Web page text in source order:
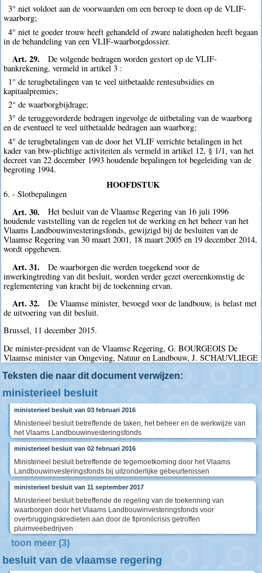
3° niet voldoet aan de voorwaarden om een beroep te doen op de VLIF-
waarborg;
4° niet te goeder trouw heeft gehandeld of zware nalatigheden heeft begaan
in de behandeling van een VLIF-waarborgdossier.
Art. 29.
De volgende bedragen worden gestort op de VLIF-
bankrekening, vermeld in artikel 3 :
1° de terugbetalingen van te veel uitbetaalde rentesubsidies en
kapitaalpremies;
2° de waarborgbijdrage;
3° de teruggevorderde bedragen ingevolge de uitbetaling van de waarborg
en de eventueel te veel uitbetaalde bedragen aan waarborg;
4° de terugbetalingen van de door het VLIF verrichte betalingen in het
kader van btw-plichtige activiteiten als vermeld in artikel 12, § 1/1, van het
decreet van 22 december 1993 houdende bepalingen tot begeleiding van de
begroting 1994.
HOOFDSTUK
6. - Slotbepalingen
Art. 30.
Het besluit van de Vlaamse Regering van 16 juli 1996
houdende vaststelling van de regelen tot de werking en het beheer van het
Vlaams Landbouwinvesteringsfonds, gewijzigd bij de besluiten van de
Vlaamse Regering van 30 maart 2001, 18 maart 2005 en 19 december 2014,
wordt opgeheven.
Art. 31.
De waarborgen die werden toegekend voor de
inwerkingtreding van dit besluit, worden verder gezet overeenkomstig de
reglementering van kracht bij de toekenning ervan.
Art. 32.
De Vlaamse minister, bevoegd voor de landbouw, is belast met
de uitvoering van dit besluit.
Brussel, 11 december 2015.
De minister-president van de Vlaamse Regering, G. BOURGEOIS De
Vlaamse minister van Omgeving, Natuur en Landbouw, J. SCHAUVLIEGE
Teksten die naar dit document verwijzen:
ministerieel besluit
ministerieel besluit van 03 februari 2016
Ministerieel besluit betreffende de taken, het beheer en de werkwijze van
het Vlaams Landbouwinvesteringsfonds
ministerieel besluit van 02 februari 2016
Ministerieel besluit betreffende de tegemoetkoming door het Vlaams
Landbouwinvesteringsfonds bij uitzonderlijke gebeurtenissen
ministerieel besluit van 11 september 2017
Ministerieel besluit betreffende de regeling van de toekenning van
waarborgen door het Vlaams Landbouwinvesteringsfonds voor
overbruggingskredieten aan door de fipronilcrisis getroffen
pluimveebedrijven
toon meer (3)
besluit van de vlaamse regering